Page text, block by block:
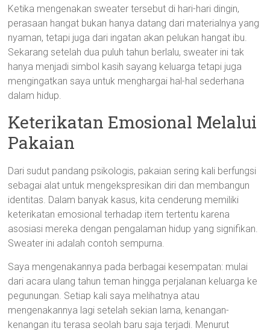
Ketika mengenakan sweater tersebut di hari-hari dingin,
perasaan hangat bukan hanya datang dari materialnya yang
nyaman, tetapi juga dari ingatan akan pelukan hangat ibu.
Sekarang setelah dua puluh tahun berlalu, sweater ini tak
hanya menjadi simbol kasih sayang keluarga tetapi juga
mengingatkan saya untuk menghargai hal-hal sederhana
dalam hidup.
Keterikatan Emosional Melalui
Pakaian
Dari sudut pandang psikologis, pakaian sering kali berfungsi
sebagai alat untuk mengekspresikan diri dan membangun
identitas. Dalam banyak kasus, kita cenderung memiliki
keterikatan emosional terhadap item tertentu karena
asosiasi mereka dengan pengalaman hidup yang signifikan.
Sweater ini adalah contoh sempurna.
Saya mengenakannya pada berbagai kesempatan: mulai
dari acara ulang tahun teman hingga perjalanan keluarga ke
pegunungan. Setiap kali saya melihatnya atau
mengenakannya lagi setelah sekian lama, kenangan-
kenangan itu terasa seolah baru saja terjadi. Menurut